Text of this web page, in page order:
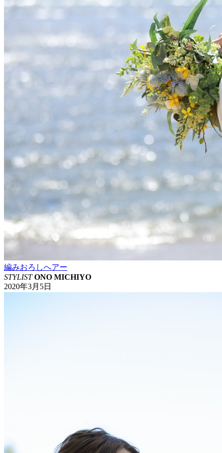
編みおろしへアー
STYLIST ONO MICHIYO
2020年3月5日